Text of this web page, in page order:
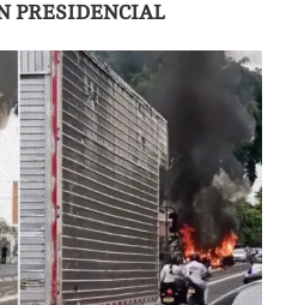
PRESIDENCIAL